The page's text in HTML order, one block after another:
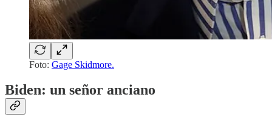
Foto: Gage Skidmore.
Biden: un señor anciano